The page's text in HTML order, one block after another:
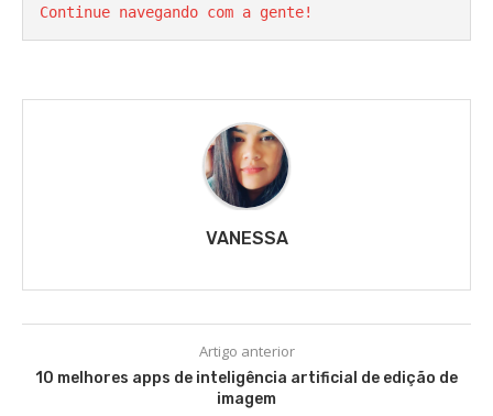
Continue navegando com a gente!
VANESSA
Artigo anterior
10 melhores apps de inteligência artificial de edição de
imagem